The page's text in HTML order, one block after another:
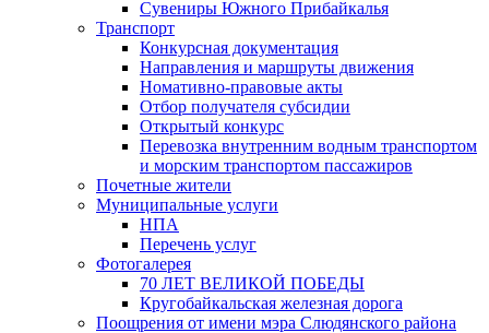
Сувениры Южного Прибайкалья
Транспорт
Конкурсная документация
Направления и маршруты движения
Номативно-правовые акты
Отбор получателя субсидии
Открытый конкурс
Перевозка внутренним водным транспортом
и морским транспортом пассажиров
Почетные жители
Муниципальные услуги
НПА
Перечень услуг
Фотогалерея
70 ЛЕТ ВЕЛИКОЙ ПОБЕДЫ
Кругобайкальская железная дорога
Поощрения от имени мэра Слюдянского района